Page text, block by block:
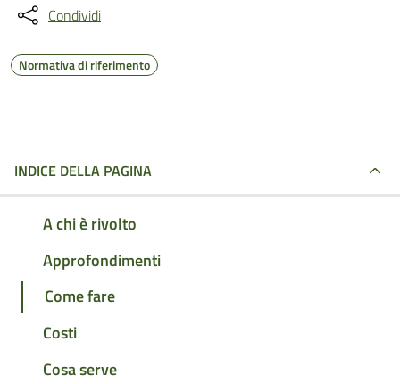
Condividi
Normativa di riferimento
INDICE DELLA PAGINA
A chi è rivolto
Approfondimenti
Come fare
Costi
Cosa serve